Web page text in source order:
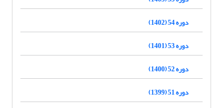
دوره 54 (1402)
دوره 53 (1401)
دوره 52 (1400)
دوره 51 (1399)